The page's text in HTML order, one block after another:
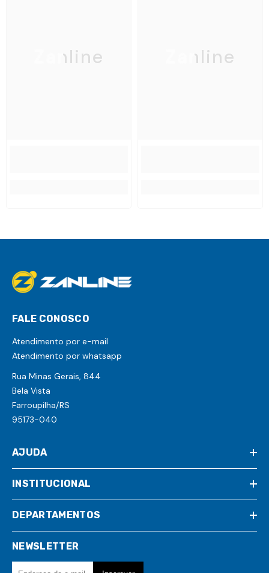
Zanline Zanline
FALE CONOSCO
Atendimento por e-mail
Atendimento por whatsapp
Rua Minas Gerais, 844
Bela Vista
Farroupilha/RS
95173-040
AJUDA
INSTITUCIONAL
DEPARTAMENTOS
NEWSLETTER